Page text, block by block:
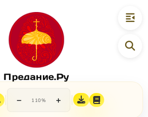
Предание.Ру
− 110% +